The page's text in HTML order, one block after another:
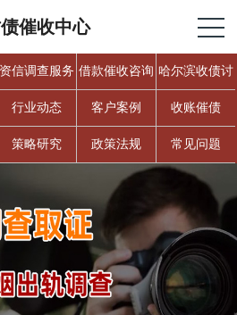
催收中心
资信调查服务 借款催收咨询 哈尔滨收债讨
债
行业动态 客户案例 收账催债
策略研究 政策法规 常见问题